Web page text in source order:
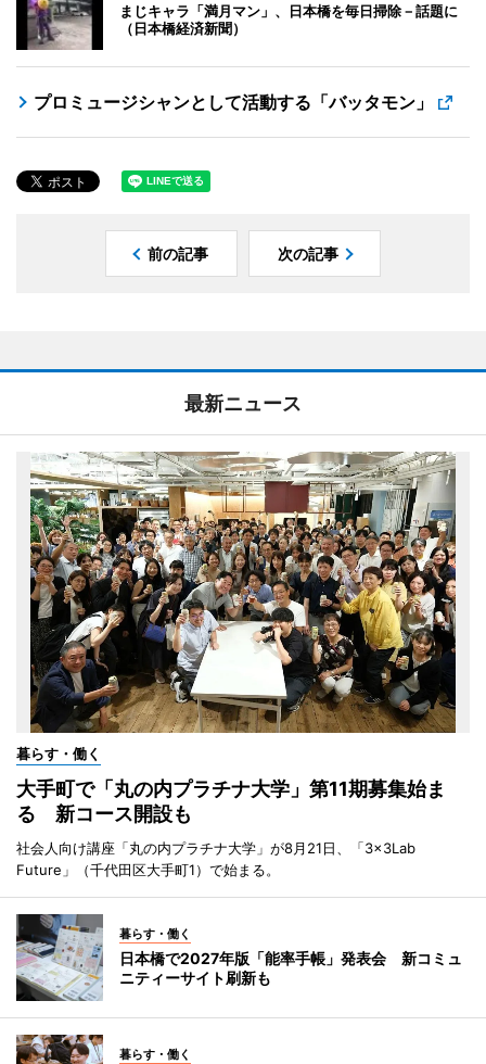
まじキャラ「満月マン」、日本橋を毎日掃除－話題に
（日本橋経済新聞）
プロミュージシャンとして活動する「バッタモン」
前の記事 次の記事
最新ニュース
暮らす・働く
大手町で「丸の内プラチナ大学」第11期募集始ま
る 新コース開設も
社会人向け講座「丸の内プラチナ大学」が8月21日、「3×3Lab
Future」（千代田区大手町1）で始まる。
暮らす・働く
日本橋で2027年版「能率手帳」発表会 新コミュ
ニティーサイト刷新も
暮らす・働く